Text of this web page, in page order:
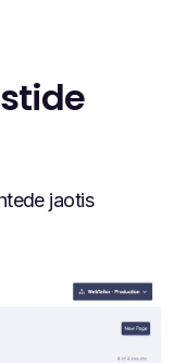
jaotis